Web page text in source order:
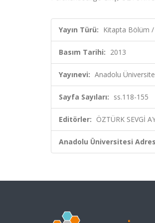
Yayın Türü: Kitapta Bölüm /
Basım Tarihi: 2013
Yayınevi: Anadolu
Sayfa Sayıları: ss.118-155
Editörler: ÖZTÜRK SEVGİ
Anadolu Üniversitesi